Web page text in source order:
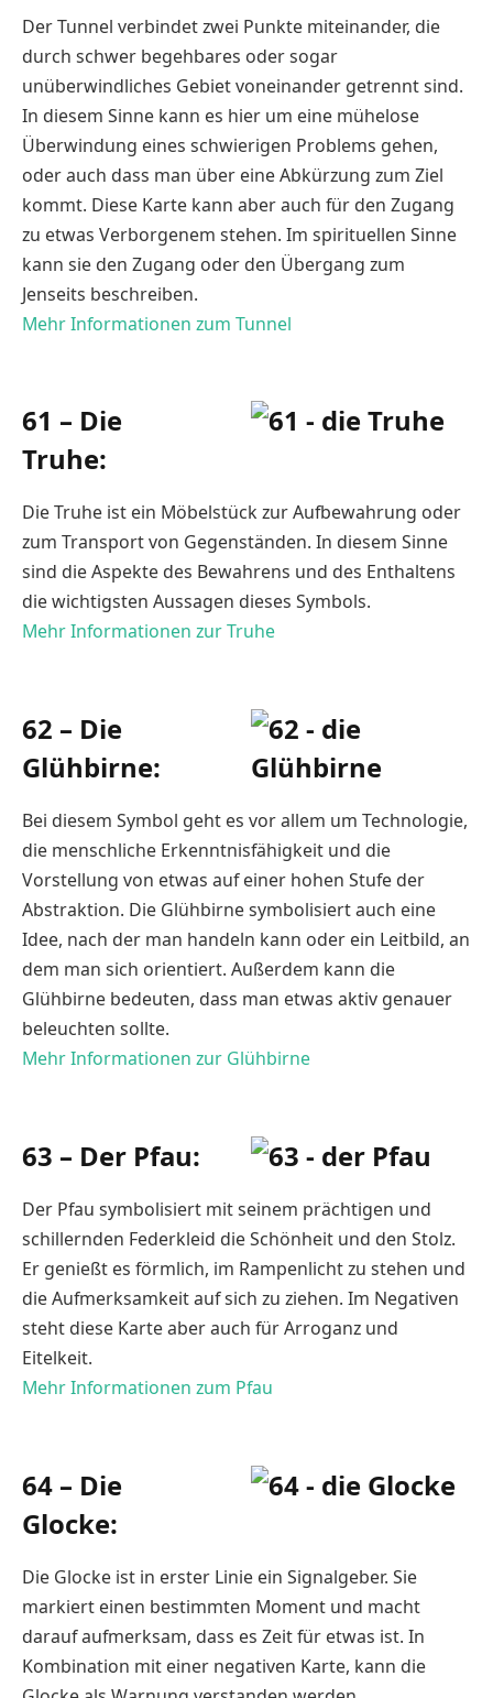
Der Tunnel verbindet zwei Punkte miteinander, die
durch schwer begehbares oder sogar
unüberwindliches Gebiet voneinander getrennt sind.
In diesem Sinne kann es hier um eine mühelose
Überwindung eines schwierigen Problems gehen,
oder auch dass man über eine Abkürzung zum Ziel
kommt. Diese Karte kann aber auch für den Zugang
zu etwas Verborgenem stehen. Im spirituellen Sinne
kann sie den Zugang oder den Übergang zum
Jenseits beschreiben.
Mehr Informationen zum Tunnel
61 – Die
Truhe:
Die Truhe ist ein Möbelstück zur Aufbewahrung oder
zum Transport von Gegenständen. In diesem Sinne
sind die Aspekte des Bewahrens und des Enthaltens
die wichtigsten Aussagen dieses Symbols.
Mehr Informationen zur Truhe
62 – Die
Glühbirne:
Bei diesem Symbol geht es vor allem um Technologie,
die menschliche Erkenntnisfähigkeit und die
Vorstellung von etwas auf einer hohen Stufe der
Abstraktion. Die Glühbirne symbolisiert auch eine
Idee, nach der man handeln kann oder ein Leitbild, an
dem man sich orientiert. Außerdem kann die
Glühbirne bedeuten, dass man etwas aktiv genauer
beleuchten sollte.
Mehr Informationen zur Glühbirne
63 – Der Pfau:
Der Pfau symbolisiert mit seinem prächtigen und
schillernden Federkleid die Schönheit und den Stolz.
Er genießt es förmlich, im Rampenlicht zu stehen und
die Aufmerksamkeit auf sich zu ziehen. Im Negativen
steht diese Karte aber auch für Arroganz und
Eitelkeit.
Mehr Informationen zum Pfau
64 – Die
Glocke:
Die Glocke ist in erster Linie ein Signalgeber. Sie
markiert einen bestimmten Moment und macht
darauf aufmerksam, dass es Zeit für etwas ist. In
Kombination mit einer negativen Karte, kann die